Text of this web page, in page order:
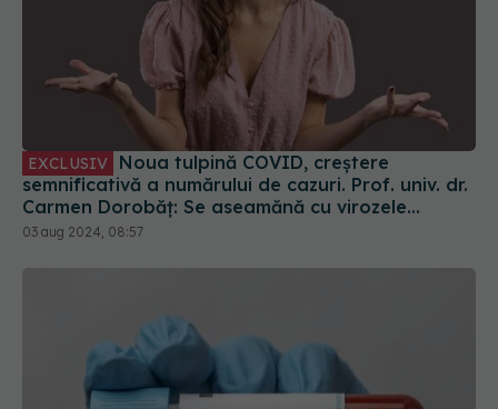
EXCLUSIV
semnificativă a numărului de cazuri. Prof. univ. dr.
Carmen Dorobăț: Se aseamănă cu virozele
respiratorii. Nu necesită tratament simptomatic
03 aug 2024, 08:57